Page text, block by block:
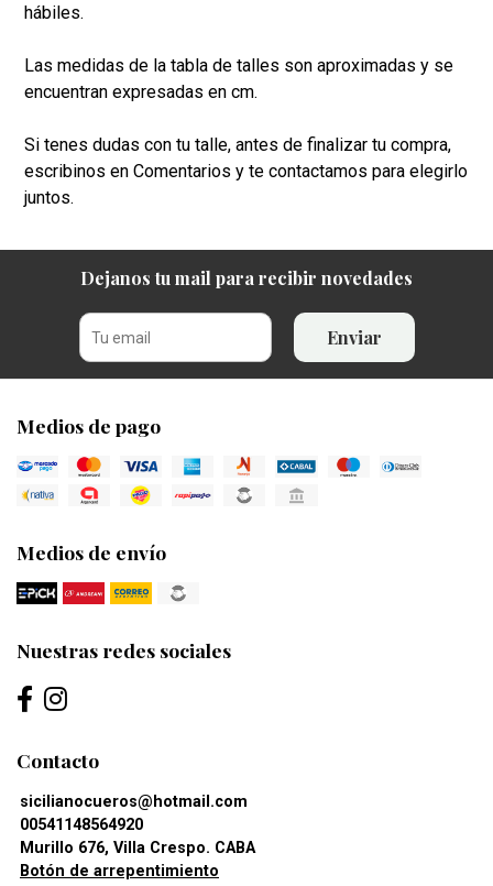
hábiles.
Las medidas de la tabla de talles son aproximadas y se
encuentran expresadas en cm.
Si tenes dudas con tu talle, antes de finalizar tu compra,
escribinos en Comentarios y te contactamos para elegirlo
juntos.
Dejanos tu mail para recibir novedades
Enviar
Medios de pago
Medios de envío
Nuestras redes sociales
Contacto
sicilianocueros@hotmail.com
00541148564920
Murillo 676, Villa Crespo. CABA
Botón de arrepentimiento